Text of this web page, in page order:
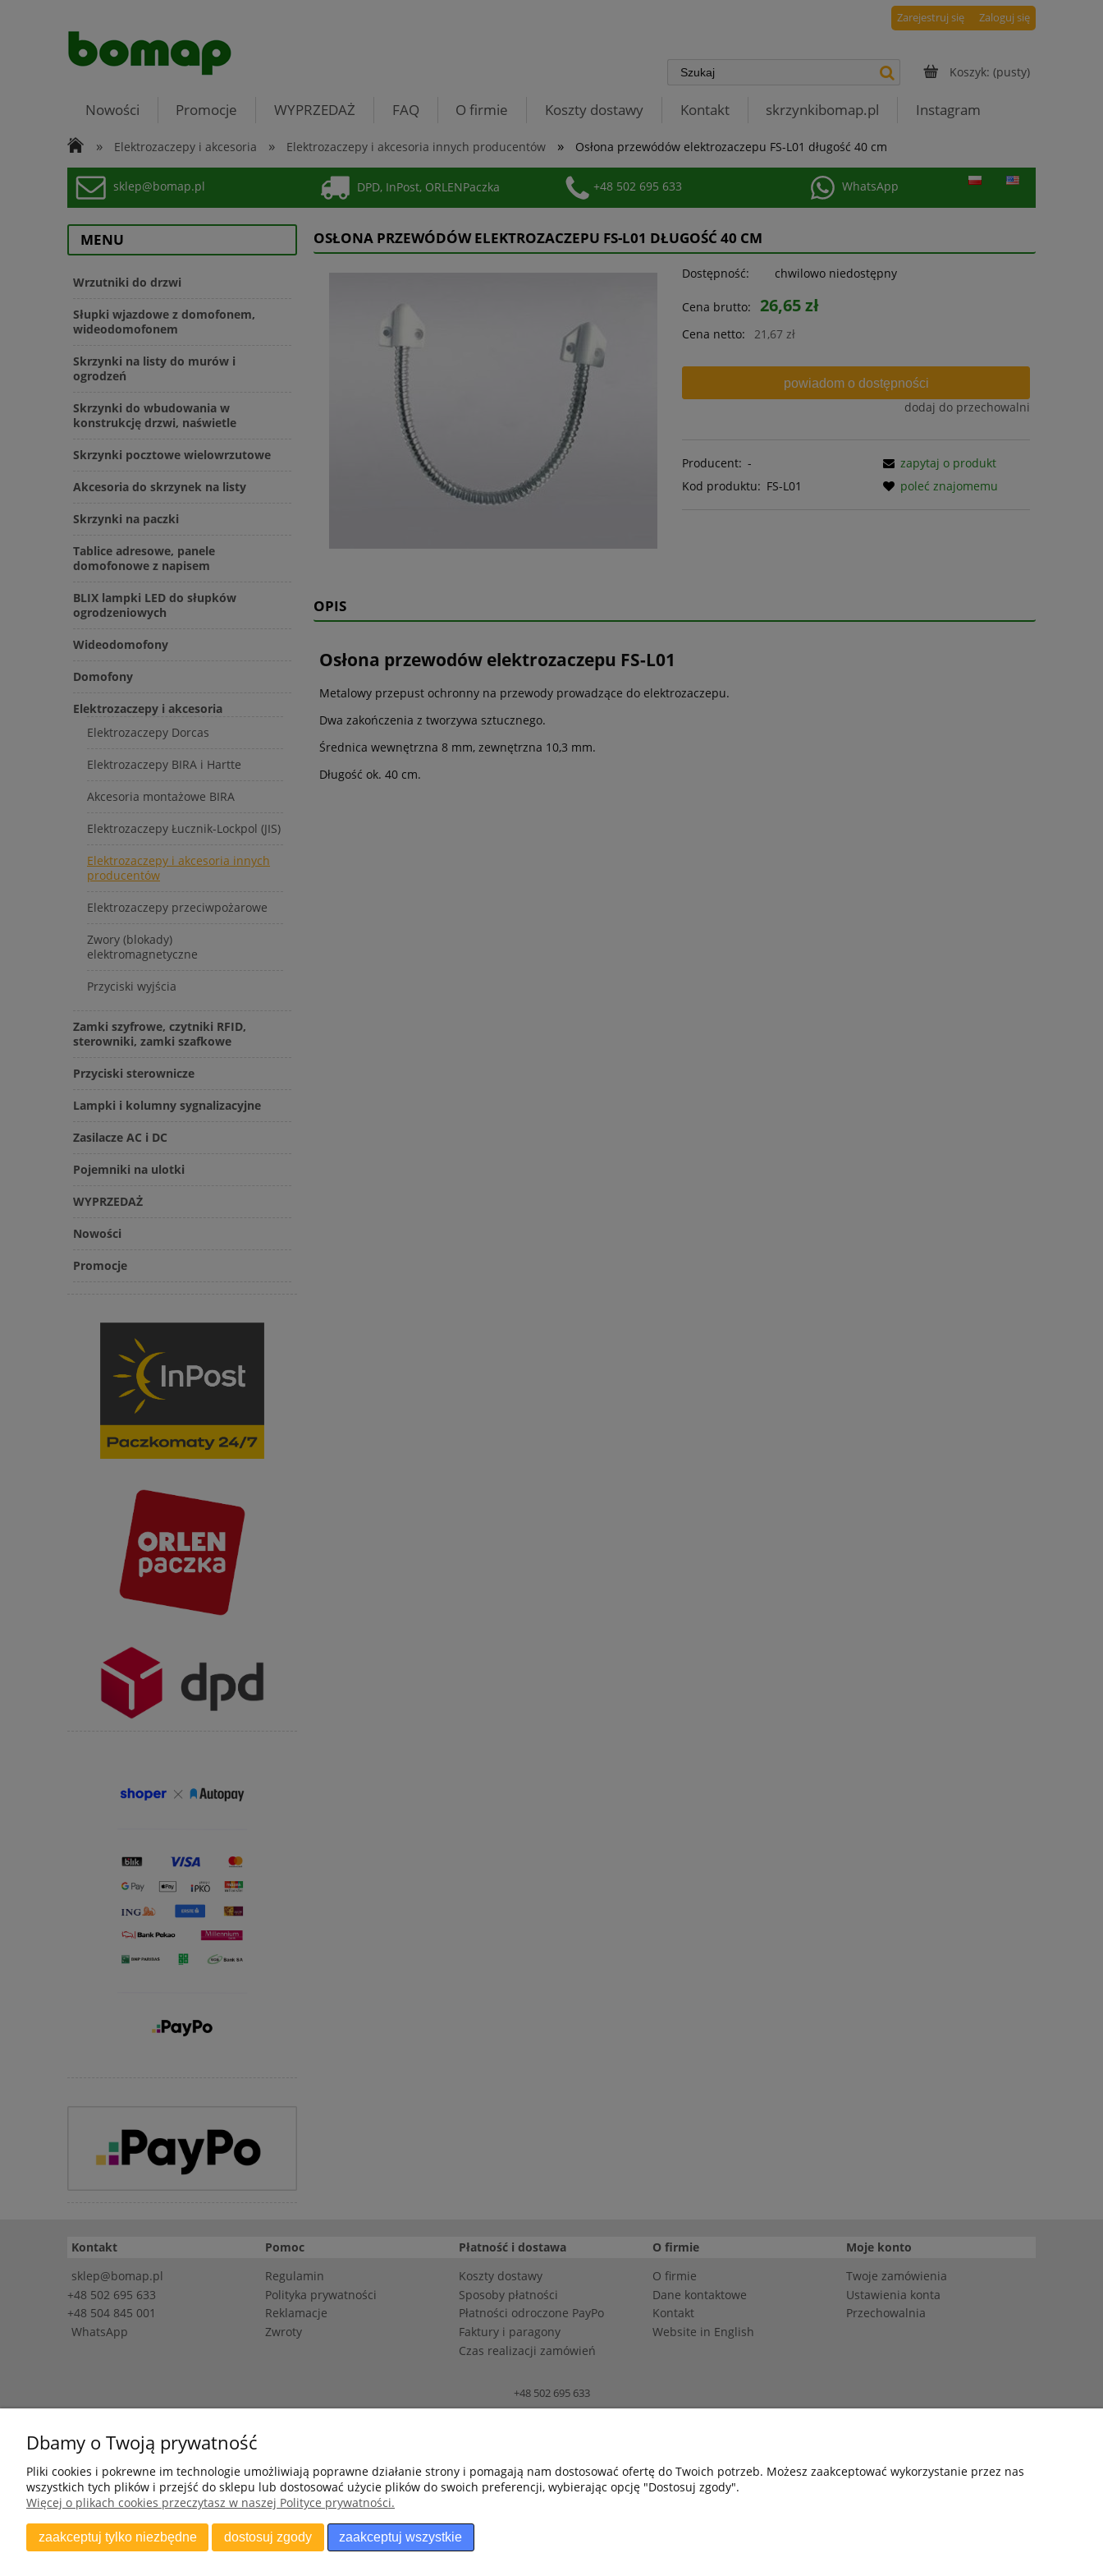
Zarejestruj się Zaloguj się
Koszyk: (pusty)
Nowości Promocje WYPRZEDAŻ FAQ O firmie Koszty dostawy Kontakt skrzynkibomap.pl
Instagram
»
Elektrozaczepy i akcesoria » Elektrozaczepy i akcesoria innych producentów » Osłona przewódów elektrozaczepu FS-L01 długość 40 cm
sklep@bomap.pl DPD, InPost, ORLENPaczka +48 502 695 633 WhatsApp
MENU
Wrzutniki do drzwi
Słupki wjazdowe z domofonem,
wideodomofonem
Skrzynki na listy do murów i
ogrodzeń
Skrzynki do wbudowania w
konstrukcję drzwi, naświetle
Skrzynki pocztowe wielowrzutowe
Akcesoria do skrzynek na listy
Skrzynki na paczki
Tablice adresowe, panele
domofonowe z napisem
BLIX lampki LED do słupków
ogrodzeniowych
Wideodomofony
Domofony
Elektrozaczepy i akcesoria
Elektrozaczepy Dorcas
Elektrozaczepy BIRA i Hartte
Akcesoria montażowe BIRA
Elektrozaczepy Łucznik-Lockpol (JIS)
Elektrozaczepy i akcesoria innych
producentów
Elektrozaczepy przeciwpożarowe
Zwory (blokady)
elektromagnetyczne
Przyciski wyjścia
Zamki szyfrowe, czytniki RFID,
sterowniki, zamki szafkowe
Przyciski sterownicze
Lampki i kolumny sygnalizacyjne
Zasilacze AC i DC
Pojemniki na ulotki
WYPRZEDAŻ
Nowości
Promocje
OSŁONA PRZEWÓDÓW ELEKTROZACZEPU FS-L01 DŁUGOŚĆ 40 CM
Dostępność: chwilowo niedostępny
Cena brutto: 26,65 zł
Cena netto: 21,67 zł
powiadom o dostępności
dodaj do przechowalni
Producent: -
Kod produktu: FS-L01
zapytaj o produkt
poleć znajomemu
OPIS
Osłona przewodów elektrozaczepu FS-L01
Metalowy przepust ochronny na przewody prowadzące do elektrozaczepu.
Dwa zakończenia z tworzywa sztucznego.
Średnica wewnętrzna 8 mm, zewnętrzna 10,3 mm.
Długość ok. 40 cm.
Kontakt
sklep@bomap.pl
+48 502 695 633
+48 504 845 001
WhatsApp
Pomoc
Regulamin
Polityka prywatności
Reklamacje
Zwroty
Płatność i dostawa
Koszty dostawy
Sposoby płatności
Płatności odroczone PayPo
Faktury i paragony
Czas realizacji zamówień
O firmie
O firmie
Dane kontaktowe
Kontakt
Website in English
Moje konto
Twoje zamówienia
Ustawienia konta
Przechowalnia
+48 502 695 633
Dbamy o Twoją prywatność
Pliki cookies i pokrewne im technologie umożliwiają poprawne działanie strony i pomagają nam dostosować ofertę do Twoich potrzeb. Możesz zaakceptować wykorzystanie przez nas
wszystkich tych plików i przejść do sklepu lub dostosować użycie plików do swoich preferencji, wybierając opcję "Dostosuj zgody".
Więcej o plikach cookies przeczytasz w naszej Polityce prywatności.
zaakceptuj tylko niezbędne dostosuj zgody zaakceptuj wszystkie